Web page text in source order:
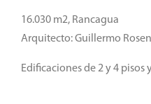
16.030 m2, Rancagua
Arquitecto: Guillermo
Edificaciones de 2 y 4 pisos